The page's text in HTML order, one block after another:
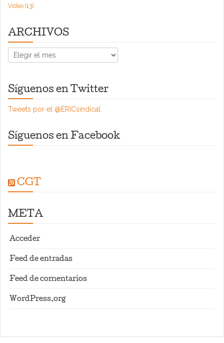
Video (13)
ARCHIVOS
ARCHIVOS
Síguenos en Twitter
Tweets por el @ERICsindical.
Síguenos en Facebook
CGT
META
Acceder
Feed de entradas
Feed de comentarios
WordPress.org